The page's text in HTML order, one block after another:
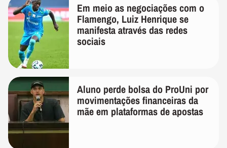
Em meio as negociações com o
Flamengo, Luiz Henrique se
manifesta através das redes
sociais
Aluno perde bolsa do ProUni por
movimentações financeiras da
mãe em plataformas de apostas